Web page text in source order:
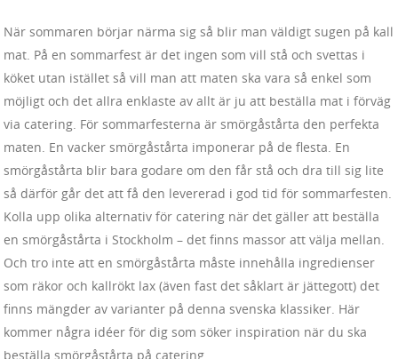
När sommaren börjar närma sig så blir man väldigt sugen på kall
mat. På en sommarfest är det ingen som vill stå och svettas i
köket utan istället så vill man att maten ska vara så enkel som
möjligt och det allra enklaste av allt är ju att beställa mat i förväg
via catering. För sommarfesterna är smörgåstårta den perfekta
maten. En vacker smörgåstårta imponerar på de flesta. En
smörgåstårta blir bara godare om den får stå och dra till sig lite
så därför går det att få den levererad i god tid för sommarfesten.
Kolla upp olika alternativ för catering när det gäller att beställa
en smörgåstårta i Stockholm – det finns massor att välja mellan.
Och tro inte att en smörgåstårta måste innehålla ingredienser
som räkor och kallrökt lax (även fast det såklart är jättegott) det
finns mängder av varianter på denna svenska klassiker. Här
kommer några idéer för dig som söker inspiration när du ska
beställa smörgåstårta på catering.